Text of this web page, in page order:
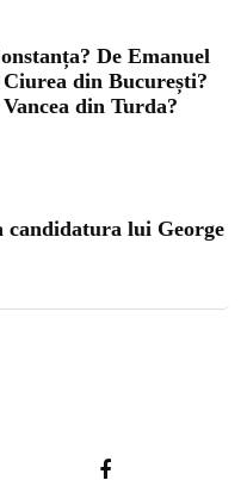
De Emanuel
din București?
din Turda?
candidatura lui George